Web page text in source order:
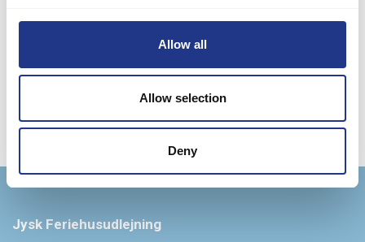
Allow all
Allow selection
Deny
Adresse: Havnen 31, 7700 Thisted
Aktuelle Zeiten und Reservierung unterfiskehuset.dk
Jysk Feriehusudlejning